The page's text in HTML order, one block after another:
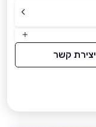
יצירת קשר